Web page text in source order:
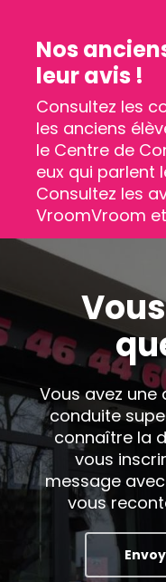
Nos
leur avis !
Consultez les
les anciens
le Centre de
eux qui parlent
Consultez les
VroomVroom
Vous avez une
conduite
connaître la
vous
message
vous